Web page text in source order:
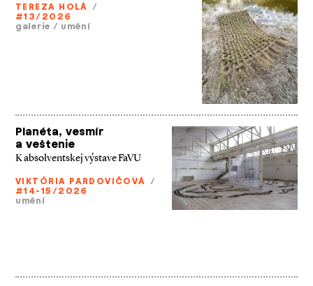
TEREZA HOLÁ /
#13/2026
galerie / umění
Planéta, vesmír
a veštenie
K absolventskej výstave FaVU
VIKTÓRIA PARDOVIČOVÁ /
#14-15/2026
umění